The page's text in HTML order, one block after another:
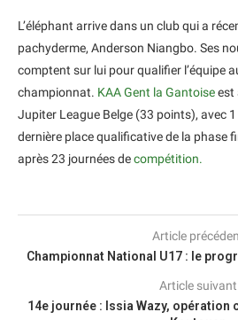
L’éléphant arrive dans un club qui a
pachyderme, Anderson Niangbo. Ses
comptent sur lui pour qualifier l’équipe
championnat. KAA Gent la Gantoiseest
Jupiter League Belge (33 points), avec
dernière place qualificative de la phase
après 23 journées decompétition.
Article
Championnat National U17 : le
Article suivant
14e journée : Issia Wazy, opération